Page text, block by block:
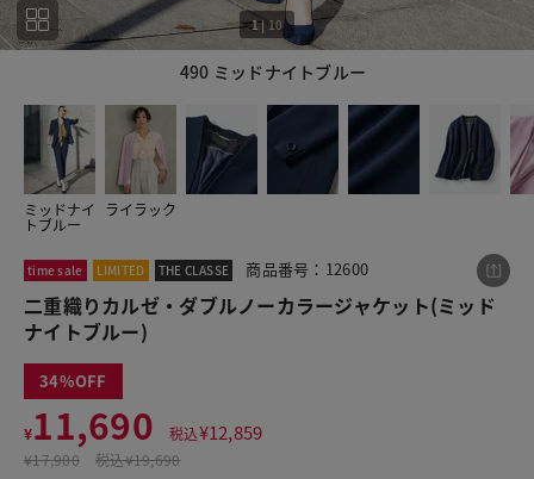
490 ミッドナイトブルー
1| 10
ミッドナイ
トブルー
ライラック
time sale LIMITED THE CLASSE 商品番号：12600
二重織りカルゼ・ダブルノーカラージャケット(ミッド
ナイトブルー)
34
¥11,690 税込¥12,859
¥17,900 税込¥19,690
この商品をシェアする
4.0